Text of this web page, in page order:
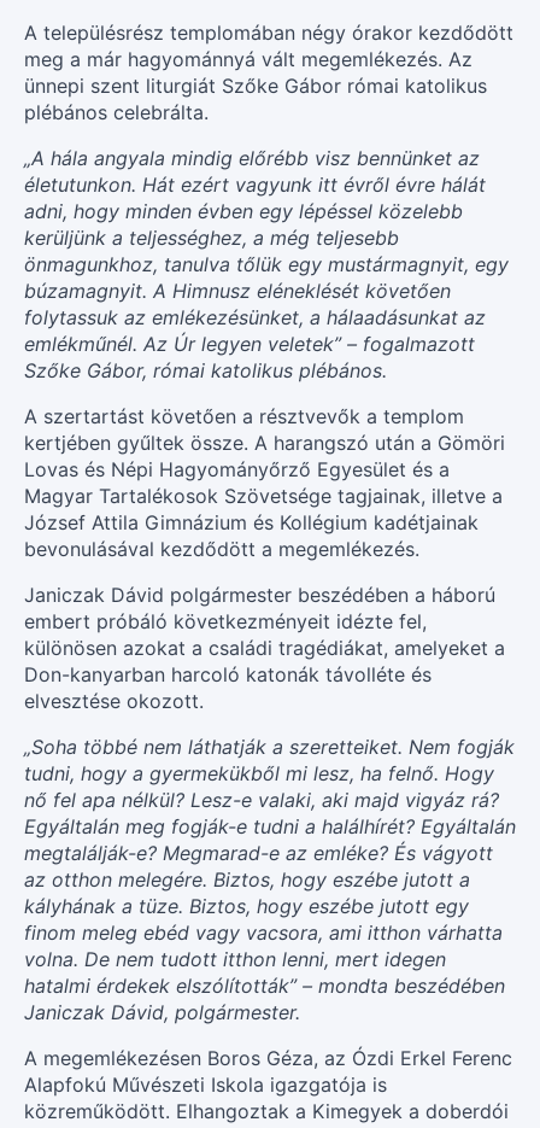
A településrész templomában négy órakor kezdődött
meg a már hagyománnyá vált megemlékezés. Az
ünnepi szent liturgiát Szőke Gábor római katolikus
plébános celebrálta.
„A hála angyala mindig előrébb visz bennünket az
életutunkon. Hát ezért vagyunk itt évről évre hálát
adni, hogy minden évben egy lépéssel közelebb
kerüljünk a teljességhez, a még teljesebb
önmagunkhoz, tanulva tőlük egy mustármagnyit, egy
búzamagnyit. A Himnusz eléneklését követően
folytassuk az emlékezésünket, a hálaadásunkat az
emlékműnél. Az Úr legyen veletek” – fogalmazott
Szőke Gábor, római katolikus plébános.
A szertartást követően a résztvevők a templom
kertjében gyűltek össze. A harangszó után a Gömöri
Lovas és Népi Hagyományőrző Egyesület és a
Magyar Tartalékosok Szövetsége tagjainak, illetve a
József Attila Gimnázium és Kollégium kadétjainak
bevonulásával kezdődött a megemlékezés.
Janiczak Dávid polgármester beszédében a háború
embert próbáló következményeit idézte fel,
különösen azokat a családi tragédiákat, amelyeket a
Don-kanyarban harcoló katonák távolléte és
elvesztése okozott.
„Soha többé nem láthatják a szeretteiket. Nem fogják
tudni, hogy a gyermekükből mi lesz, ha felnő. Hogy
nő fel apa nélkül? Lesz-e valaki, aki majd vigyáz rá?
Egyáltalán meg fogják-e tudni a halálhírét? Egyáltalán
megtalálják-e? Megmarad-e az emléke? És vágyott
az otthon melegére. Biztos, hogy eszébe jutott a
kályhának a tüze. Biztos, hogy eszébe jutott egy
finom meleg ebéd vagy vacsora, ami itthon várhatta
volna. De nem tudott itthon lenni, mert idegen
hatalmi érdekek elszólították” – mondta beszédében
Janiczak Dávid, polgármester.
A megemlékezésen Boros Géza, az Ózdi Erkel Ferenc
Alapfokú Művészeti Iskola igazgatója is
közreműködött. Elhangoztak a Kimegyek a doberdói